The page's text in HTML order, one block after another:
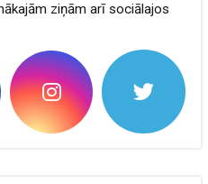
ziņām arī sociālajos